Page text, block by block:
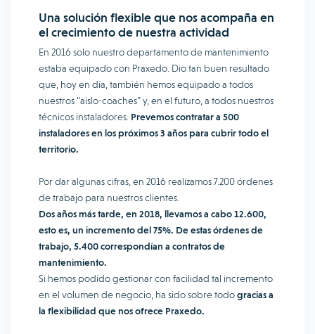
Una solución flexible que nos acompaña en
el crecimiento de nuestra actividad
En 2016 solo nuestro departamento de mantenimiento
estaba equipado con Praxedo. Dio tan buen resultado
que, hoy en día, también hemos equipado a todos
nuestros “aislo-coaches” y, en el futuro, a todos nuestros
técnicos instaladores. Prevemos contratar a 500
instaladores en los próximos 3 años para cubrir todo el
territorio.
Por dar algunas cifras, en 2016 realizamos 7.200 órdenes
de trabajo para nuestros clientes.
Dos años más tarde, en 2018, llevamos a cabo 12.600,
esto es, un incremento del 75%. De estas órdenes de
trabajo, 5.400 correspondían a contratos de
mantenimiento.
Si hemos podido gestionar con facilidad tal incremento
en el volumen de negocio, ha sido sobre todogracias a
la flexibilidad que nos ofrece Praxedo.